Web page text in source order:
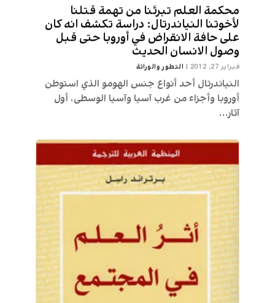
محكمة العلم تبرئنا من تهمة قتلنا
لأخوتنا النياندرتال: دراسة تكشف انه كان
على حافة الانقراض في أوروبا حتى قبل
وصول الانسان الحديث
فبراير 27, 2012 | التطور والوراثة
النياندرتال أحد أنواع جنس الهومو الذي استوطن
أوروبا وأجزاء من غرب آسيا وآسيا الوسطى. أول
آثار...